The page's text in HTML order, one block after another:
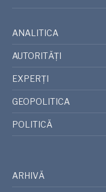
ANALITICA
AUTORITĂȚI
EXPERȚI
GEOPOLITICA
POLITICĂ
ARHIVĂ